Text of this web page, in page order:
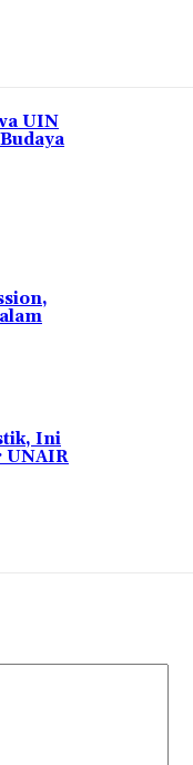
UIN
Ini
UNAIR